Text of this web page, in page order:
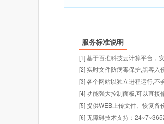
服务标准说明
[1] 基于百推科技云计算平台，
[2] 实时文件防病毒保护,黑客入
[3] 各个网站以独立进程运行,不
[4] 功能强大控制面板,可以直接
[5] 提供WEB上传文件、恢复备
[6] 无障碍技术支持：24×7×365